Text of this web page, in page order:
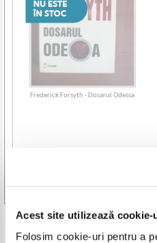
Acest site utilizează cookie-
Folosim cookie-uri pentru a
Frederick Forsyth - Dosarul Odessa
Vezi toate edițiile »